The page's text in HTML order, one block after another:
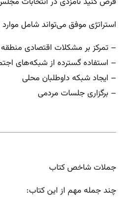
استراتژی موفق می‌تواند شامل موارد
– تمرکز بر مشکلات اقتصادی منطقه
– استفاده گسترده از شبکه‌های
– ایجاد شبکه داوطلبان محلی
– برگزاری جلسات مردمی
جملات شاخص کتاب
چند جمله مهم از این کتاب: